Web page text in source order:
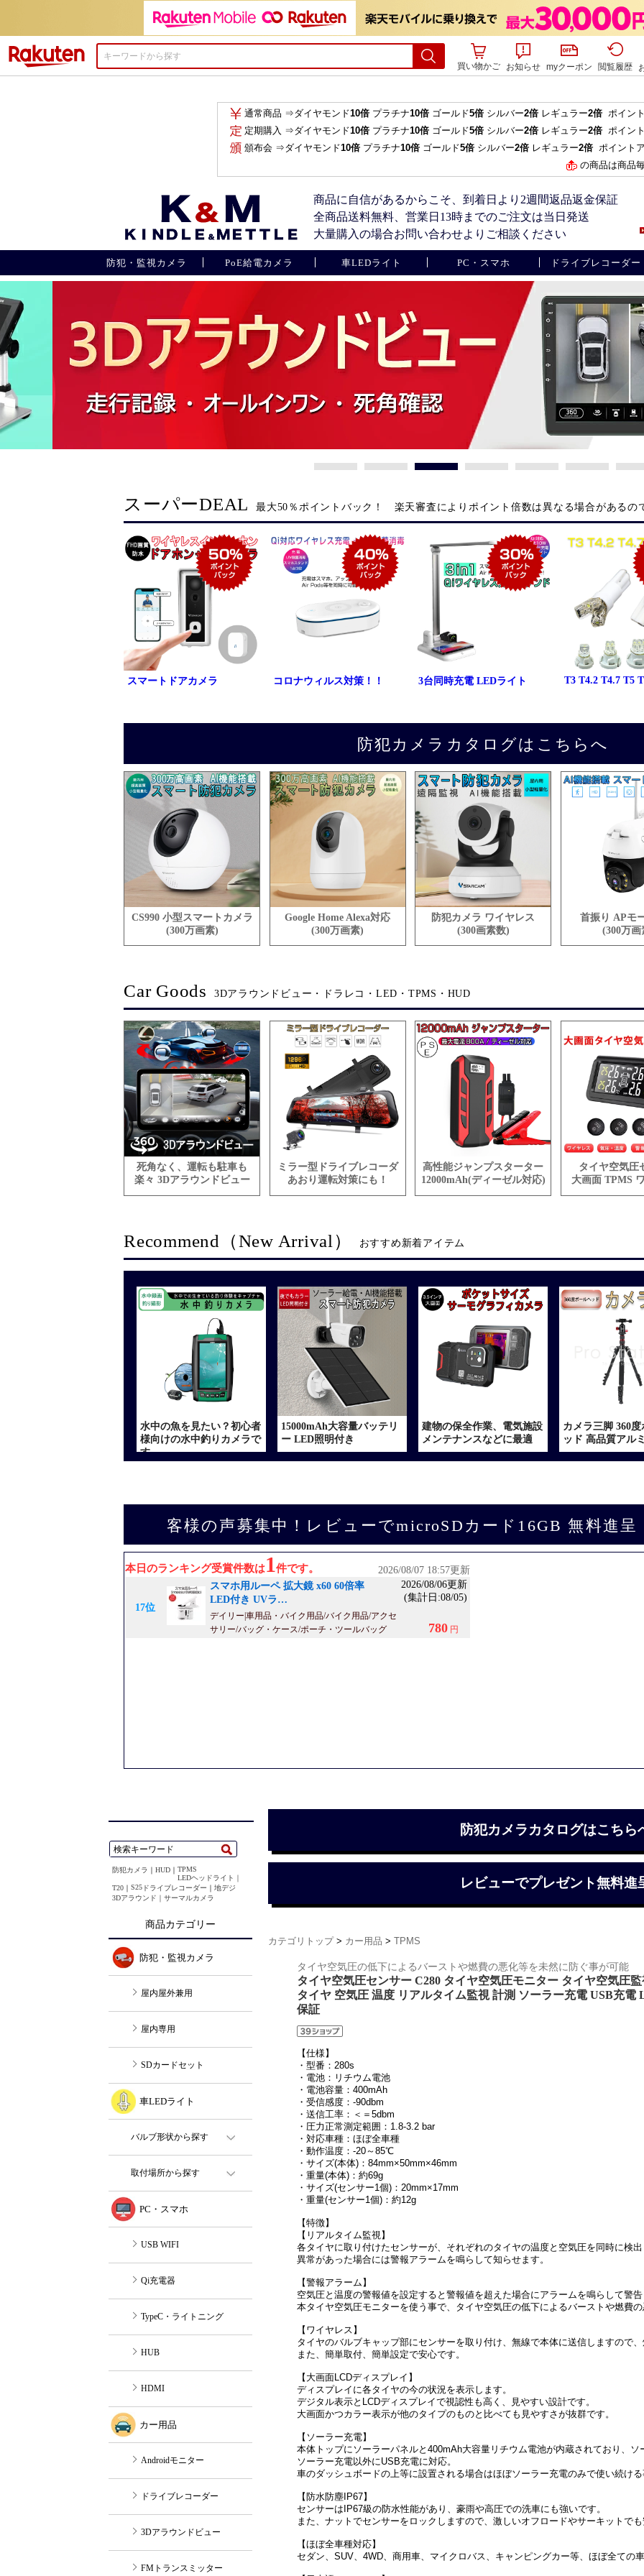
買い物かご
お知らせ myクーポン 閲覧履歴
通常商品 ⇒ダイヤモンド10倍 プラチナ10倍 ゴールド5倍 シルバー2倍 レギュラー2倍 ポイン
定期購入 ⇒ダイヤモンド10倍 プラチナ10倍 ゴールド5倍 シルバー2倍 レギュラー2倍 ポイン
頒布会 ⇒ダイヤモンド10倍 プラチナ10倍 ゴールド5倍 シルバー2倍 レギュラー2倍 ポイント
の商品は商品
防犯カメラカタログはこちら
レビューでプレゼント無料進
カテゴリトップ> カー用品 > TPMS
タイヤ空気圧の低下によるバーストや燃費の悪化等を未然に防ぐ事が可能
タイヤ空気圧センサー C280 タイヤ空気圧モニター タイヤ空気圧
タイヤ 空気圧 温度 リアルタイム監視 計測 ソーラー充電 USB充
保証
【仕様】
・型番：280s
・電池：リチウム電池
・電池容量：400mAh
・受信感度：-90dbm
・送信工率：＜＝5dbm
・圧力正常測定範囲：1.8-3.2 bar
・対応車種：ほぼ全車種
・動作温度：-20～85℃
・サイズ(本体)：84mm×50mm×46mm
・重量(本体)：約69g
・サイズ(センサー1個)：20mm×17mm
・重量(センサー1個)：約12g
【特徴】
【リアルタイム監視】
各タイヤに取り付けたセンサーが、それぞれのタイヤの温度と空気圧を同時に検
異常があった場合には警報アラームを鳴らして知らせます。
【警報アラーム】
空気圧と温度の警報値を設定すると警報値を超えた場合にアラームを鳴らして警
本タイヤ空気圧モニターを使う事で、タイヤ空気圧の低下によるバーストや燃費
【ワイヤレス】
タイヤのバルブキャップ部にセンサーを取り付け、無線で本体に送信しますので
また、簡単取付、簡単設定で安心です。
【大画面LCDディスプレイ】
ディスプレイに各タイヤの今の状況を表示します。
デジタル表示とLCDディスプレイで視認性も高く、見やすい設計です。
大画面かつカラー表示が他のタイプのものと比べても見やすさが抜群です。
【ソーラー充電】
本体トップにソーラーパネルと400mAh大容量リチウム電池が内蔵されており、
ソーラー充電以外にUSB充電に対応。
車のダッシュボードの上等に設置される場合はほぼソーラー充電のみで使い続け
【防水防塵IP67】
センサーはIP67級の防水性能があり、豪雨や高圧での洗車にも強いです。
また、ナットでセンサーをロックしますので、激しいオフロードやサーキットで
【ほぼ全車種対応】
セダン、SUV、4WD、商用車、マイクロバス、キャンピングカー等、ほぼ全ての